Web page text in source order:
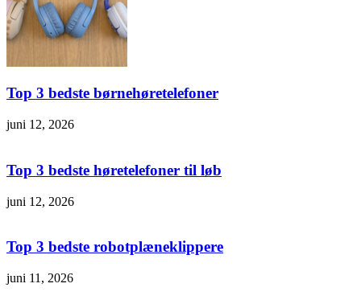
Top 3 bedste børnehøretelefoner
juni 12, 2026
Top 3 bedste høretelefoner til løb
juni 12, 2026
Top 3 bedste robotplæneklippere
juni 11, 2026